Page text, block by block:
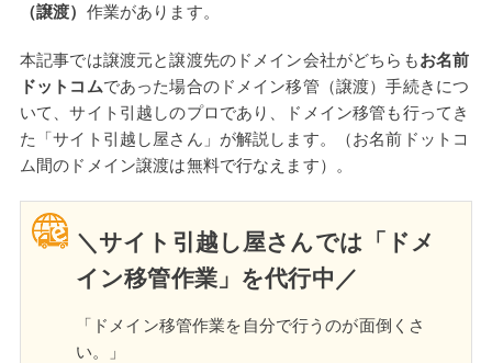
（譲渡） 作業があります。
本記事では譲渡元と譲渡先のドメイン会社がどちらもお名前
ドットコムであった場合のドメイン移管（譲渡）手続きにつ
いて、サイト引越しのプロであり、ドメイン移管も行ってき
た「サイト引越し屋さん」が解説します。（お名前ドットコ
ム間のドメイン譲渡は無料で行なえます）。
＼サイト引越し屋さんでは「ドメ
イン移管作業」を代行中／
「ドメイン移管作業を自分で行うのが面倒くさ
い。」